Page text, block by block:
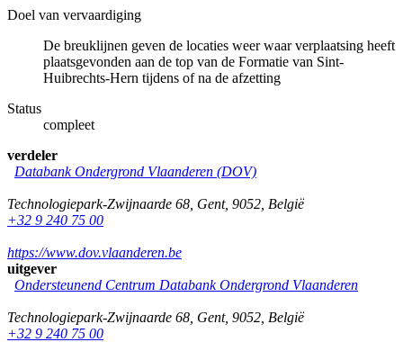
Doel van vervaardiging
De breuklijnen geven de locaties weer waar verplaatsing heeft
plaatsgevonden aan de top van de Formatie van Sint-
Huibrechts-Hern tijdens of na de afzetting
Status
compleet
verdeler
Databank Ondergrond Vlaanderen (DOV)
Technologiepark-Zwijnaarde 68 Gent, 9052 België
+32 9 240 75 00
https://www.dov.vlaanderen.be
uitgever
Ondersteunend Centrum Databank Ondergrond Vlaanderen
Technologiepark-Zwijnaarde 68 Gent, 9052 België
+32 9 240 75 00